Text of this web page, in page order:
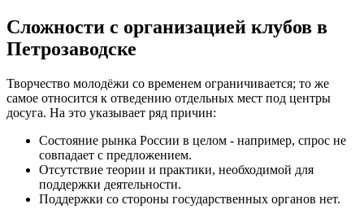
Сложности с организацией клубов в
Петрозаводске
Творчество молодёжи со временем ограничивается; то же
самое относится к отведению отдельных мест под центры
досуга. На это указывает ряд причин:
Состояние рынка России в целом - например, спрос не
совпадает с предложением.
Отсутствие теории и практики, необходимой для
поддержки деятельности.
Поддержки со стороны государственных органов нет.